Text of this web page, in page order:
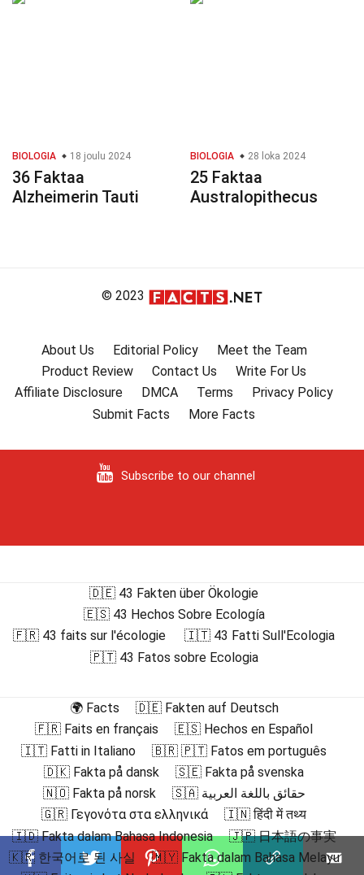
BIOLOGIA 18 joulu 2024
36 Faktaa
Alzheimerin Tauti
BIOLOGIA 28 loka 2024
25 Faktaa
Australopithecus
© 2023
About Us Editorial Policy
Meet the Team
Product Review
Contact Us
Write For Us
Affiliate Disclosure
DMCA Terms
Privacy Policy
Submit Facts
More Facts
Subscribe to our channel
🇩🇪 43 Fakten über Ökologie
🇪🇸 43 Hechos Sobre Ecología
🇫🇷 43 faits sur l'écologie
🇮🇹 43 Fatti Sull'Ecologia
🇵🇹 43 Fatos sobre Ecologia
🌍 Facts
🇩🇪 Fakten auf Deutsch
🇫🇷 Faits en français
🇪🇸 Hechos en Español
🇮🇹 Fatti in Italiano
🇧🇷 🇵🇹 Fatos em português
🇩🇰 Fakta på dansk
🇸🇪 Fakta på svenska
🇳🇴 Fakta på norsk
🇸🇦 حقائق باللغة العربية
🇬🇷 Γεγονότα στα ελληνικά
🇮🇳 हिंदी में तथ्य
🇮🇩 Fakta dalam Bahasa Indonesia
🇯🇵 日本語の事実
🇰🇷 한국어로 된 사실
🇲🇾 Fakta dalam Bahasa Melayu